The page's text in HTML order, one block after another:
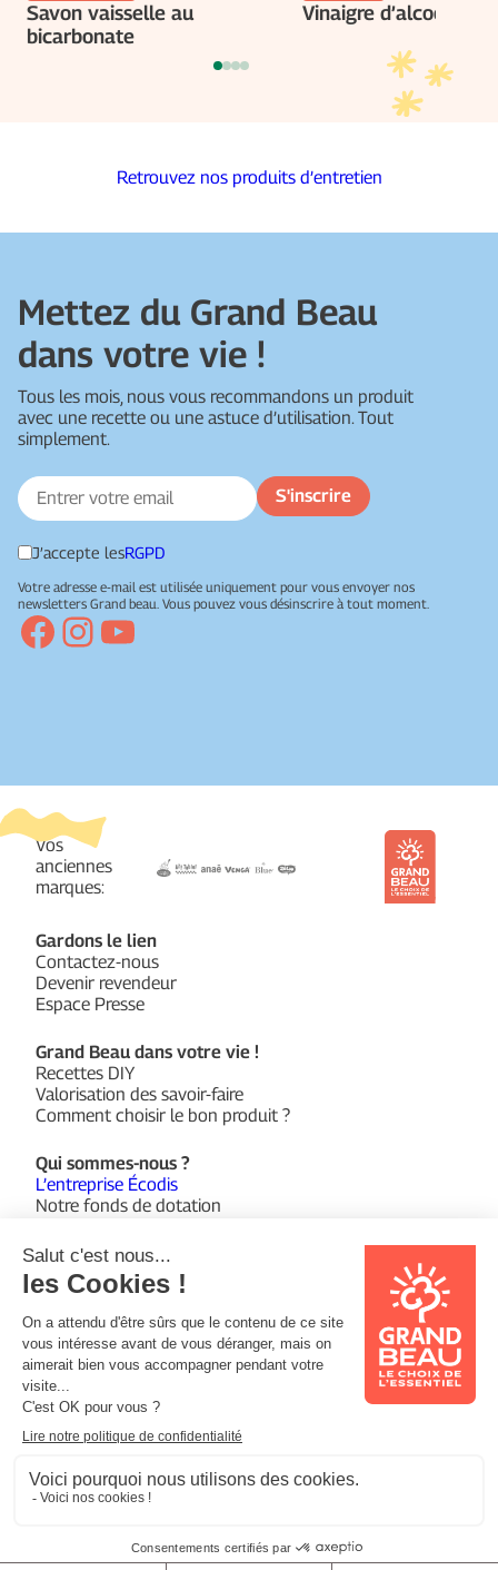
Savon vaisselle au
bicarbonate
Vinaigre d’alcool bio
Retrouvez nos produits d’entretien
Mettez du Grand Beau
dans votre vie !
Tous les mois, nous vous recommandons un produit
avec une recette ou une astuce d’utilisation. Tout
simplement.
J’accepte lesRGPD
Votre adresse e-mail est utilisée uniquement pour vous envoyer nos
newsletters Grand beau. Vous pouvez vous désinscrire à tout moment.
Facebook
Instagram
YouTube
Vos
anciennes
marques:
Gardons le lien
Contactez-nous
Devenir revendeur
Espace Presse
Grand Beau dans votre vie !
Recettes DIY
Valorisation des savoir-faire
Comment choisir le bon produit ?
Qui sommes-nous ?
L’entreprise Écodis
Notre fonds de dotation
Suivez-nous sur :
Facebook
Instagram
YouTube
© 2026 Grand Beau
Mentions légalesPolitique de confidentialitéSupport